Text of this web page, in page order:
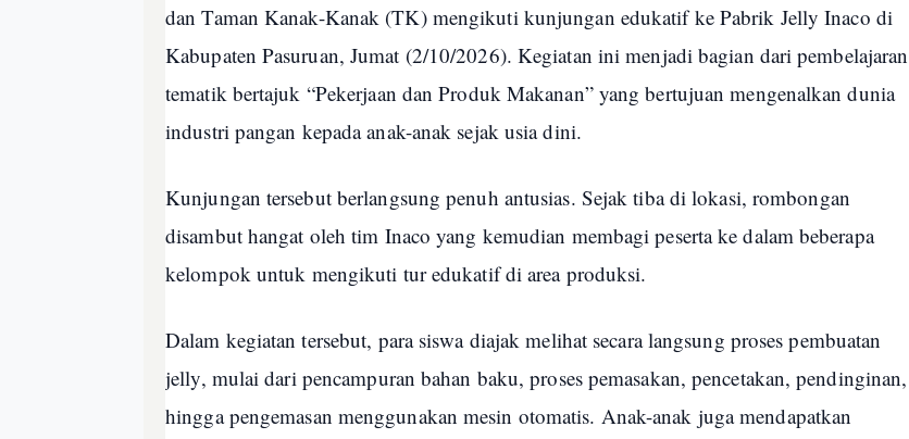
dan Taman Kanak-Kanak (TK) mengikuti kunjungan edukatif ke Pabrik Jelly Inaco di
Kabupaten Pasuruan, Jumat (2/10/2026). Kegiatan ini menjadi bagian dari pembelajaran
tematik bertajuk “Pekerjaan dan Produk Makanan” yang bertujuan mengenalkan dunia
industri pangan kepada anak-anak sejak usia dini.
Kunjungan tersebut berlangsung penuh antusias. Sejak tiba di lokasi, rombongan
disambut hangat oleh tim Inaco yang kemudian membagi peserta ke dalam beberapa
kelompok untuk mengikuti tur edukatif di area produksi.
Dalam kegiatan tersebut, para siswa diajak melihat secara langsung proses pembuatan
jelly, mulai dari pencampuran bahan baku, proses pemasakan, pencetakan, pendinginan,
hingga pengemasan menggunakan mesin otomatis. Anak-anak juga mendapatkan